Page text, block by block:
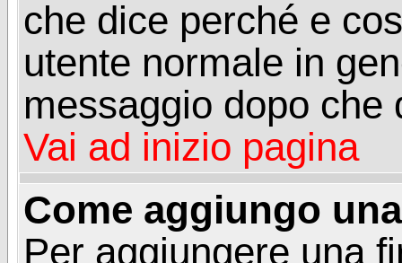
che dice perché e
utente normale in
messaggio dopo che
Vai ad inizio pagina
Come aggiungo
Per aggiungere una